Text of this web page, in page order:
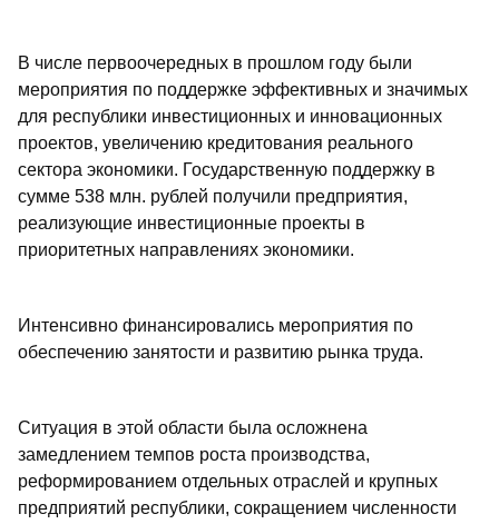
В числе первоочередных в прошлом году были
мероприятия по поддержке эффективных и значимых
для республики инвестиционных и инновационных
проектов, увеличению кредитования реального
сектора экономики. Государственную поддержку в
сумме 538 млн. рублей получили предприятия,
реализующие инвестиционные проекты в
приоритетных направлениях экономики.
Интенсивно финансировались мероприятия по
обеспечению занятости и развитию рынка труда.
Ситуация в этой области была осложнена
замедлением темпов роста производства,
реформированием отдельных отраслей и крупных
предприятий республики, сокращением численности